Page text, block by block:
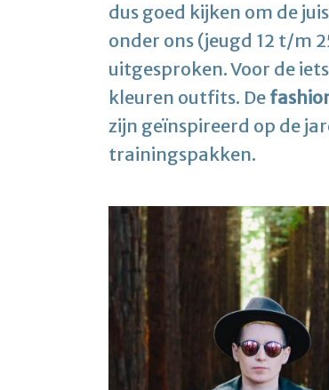
dus goed kijken om de
onder ons (jeugd 12 t/m
uitgesproken. Voor de
kleuren outfits. De
zijn geïnspireerd op de
trainingspakken.